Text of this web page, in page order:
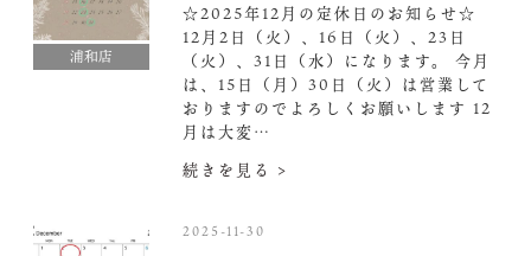
浦和店
☆2025年12月の定休日のお知らせ☆
12月2日（火）、16日（火）、23日
（火）、31日（水）になります。 今月
は、15日（月）30日（火）は営業して
おりますのでよろしくお願いします 12
月は大変…
続きを見る >
2025-11-30